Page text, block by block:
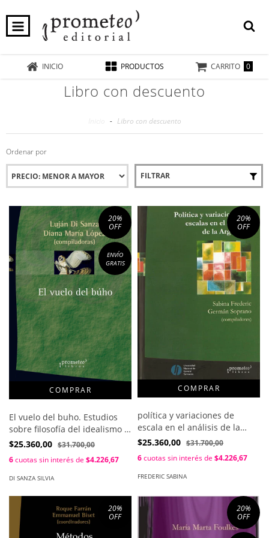
INICIO PRODUCTOS CARRITO 0
Libro con descuento
- Libro con descuento
Ordenar por
FILTRAR
20%
OFF
ENVÍO
GRATIS
El vuelo del buho. Estudios
sobre filosofía del idealismo /
Di Sanza Silvia , Lopez Diana
$25.360,00 $31.700,00
6cuotas sin interés de $4.226,67
DI SANZA SILVIA
20%
OFF
política y variaciones de
escala en el análisis de la
Argentina / Sabina Frederic ;
$25.360,00 $31.700,00
6cuotas sin interés de $4.226,67
FREDERIC SABINA
20%
OFF
20%
OFF